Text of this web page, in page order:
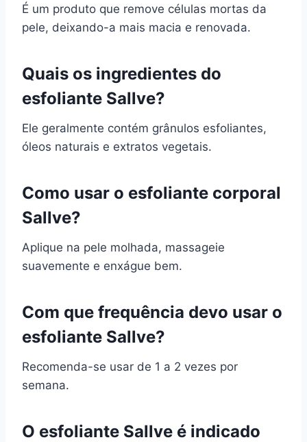
É um produto que remove células mortas da
pele, deixando-a mais macia e renovada.
Quais os ingredientes do
esfoliante Sallve?
Ele geralmente contém grânulos esfoliantes,
óleos naturais e extratos vegetais.
Como usar o esfoliante corporal
Sallve?
Aplique na pele molhada, massageie
suavemente e enxágue bem.
Com que frequência devo usar o
esfoliante Sallve?
Recomenda-se usar de 1 a 2 vezes por
semana.
O esfoliante Sallve é indicado